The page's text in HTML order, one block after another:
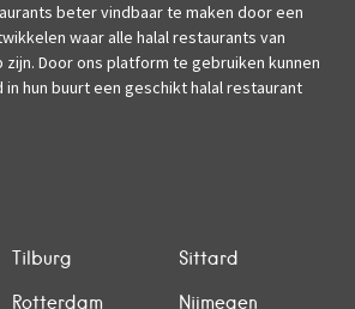
beter vindbaar te maken door een
waar alle halal restaurants van
Door ons platform te gebruiken kunnen
hun buurt een geschikt halal restaurant
Tilburg
Sittard
Rotterdam Nijmegen